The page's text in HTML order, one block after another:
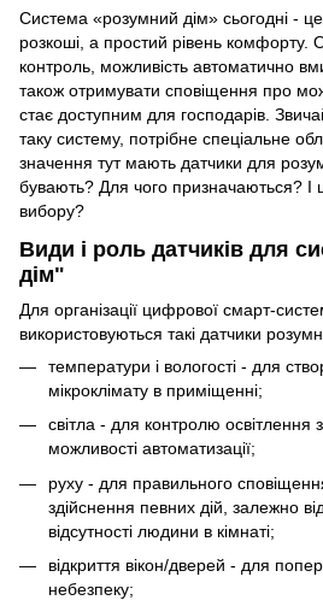
Система «розумний дім» сьогодні -
розкоші, а простий рівень комфорту.
контроль, можливість автоматично
також отримувати сповіщення про
стає доступним для господарів.
таку систему, потрібне спеціальне
значення тут мають датчики для
бувають? Для чого призначаються? І
вибору?
Види і роль датчиків для
дім"
Для організації цифрової смарт-
використовуються такі датчики
температури і вологості - для
мікроклімату в приміщенні;
світла - для контролю освітлення
можливості автоматизації;
руху - для правильного
здійснення певних дій, залежно
відсутності людини в кімнаті;
відкриття вікон/дверей - для
небезпеку;